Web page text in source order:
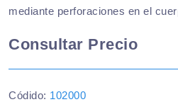
mediante perforaciones en el
Consultar Precio
Códido: 102000